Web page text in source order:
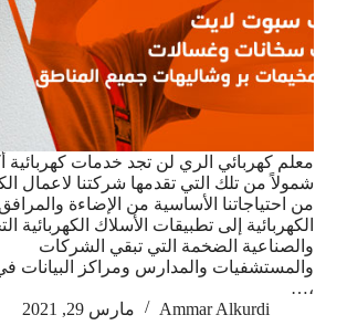
معلم كهربائي الري لن تجد خدمات كهربائية
شمولاً من تلك التي تقدمها شركتنا لاعمال
من احتياجاتنا الأساسية من الإضاءة والمرافق
الكهربائية إلى تطبيقات الأسلاك الكهربائية
والصناعية الضخمة التي تبقي الشركات
والمستشفيات والمدارس ومراكز البيانات
،…
Ammar Alkurdi
مارس 29, 2021